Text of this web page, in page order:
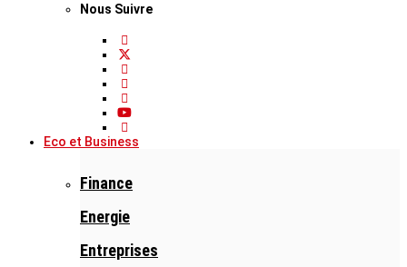
Nous Suivre
Eco et Business
Finance
Energie
Entreprises